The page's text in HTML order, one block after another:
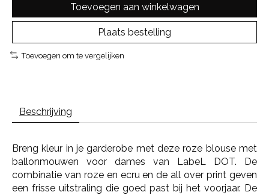
Toevoegen aan winkelwagen
Plaats bestelling
Toevoegen om te vergelijken
Beschrijving
Breng kleur in je garderobe met deze roze blouse met
ballonmouwen voor dames van LabeL DOT. De
combinatie van roze en ecru en de all over print geven
een frisse uitstraling die goed past bij het voorjaar. De